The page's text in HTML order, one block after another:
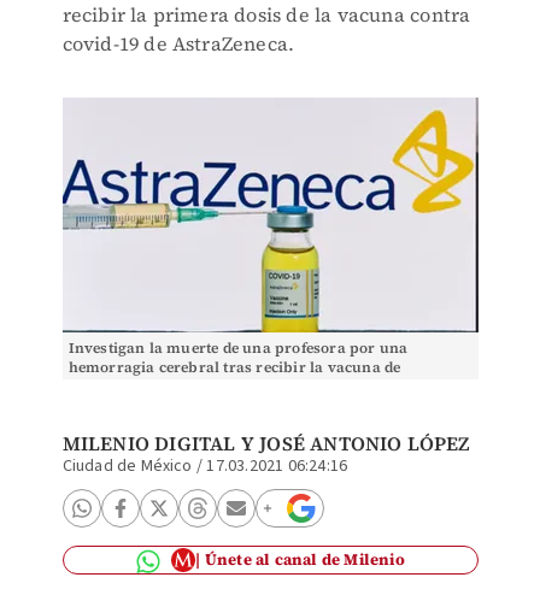
recibir la primera dosis de la vacuna contra
covid-19 de AstraZeneca.
Investigan la muerte de una profesora por una
hemorragia cerebral tras recibir la vacuna de
MILENIO DIGITAL Y JOSÉ ANTONIO LÓPEZ
Ciudad de México /17.03.2021 06:24:16
Únete al canal de Milenio